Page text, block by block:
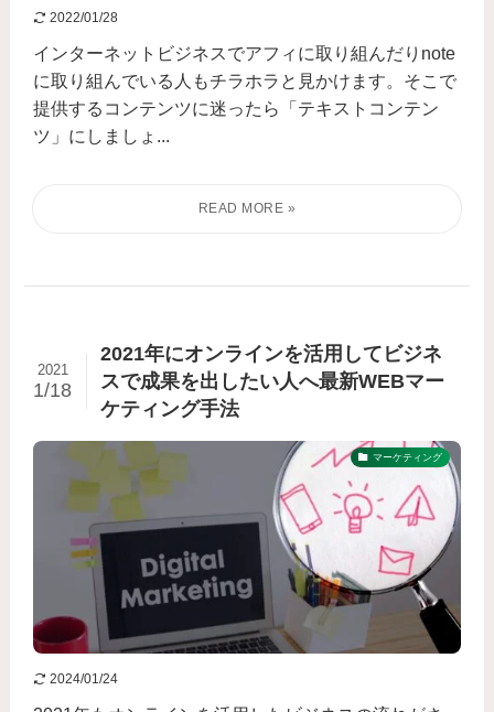
2022/01/28
インターネットビジネスでアフィに取り組んだりnote
に取り組んでいる人もチラホラと見かけます。そこで
提供するコンテンツに迷ったら「テキストコンテン
ツ」にしましょ...
2021年にオンラインを活用してビジネ
スで成果を出したい人へ最新WEBマー
ケティング手法
2021
1/18
マーケティング
2024/01/24